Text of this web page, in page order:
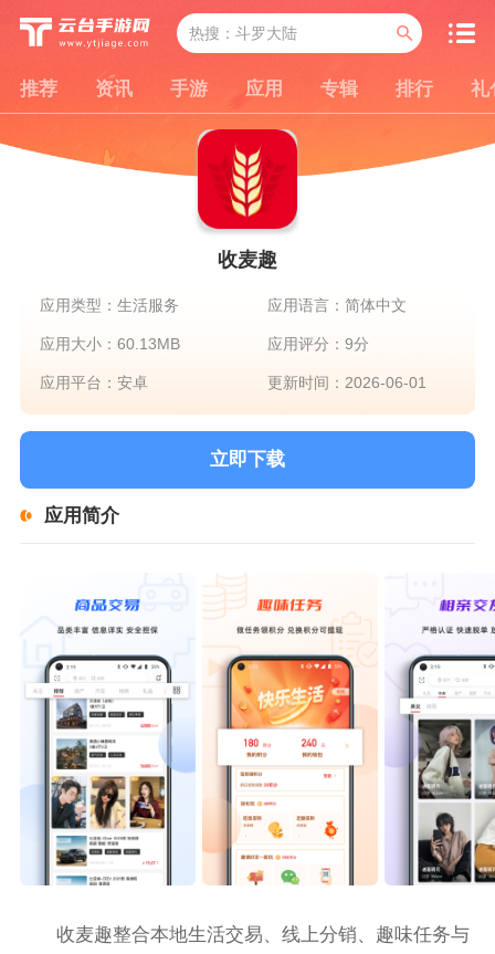
推荐 资讯 手游 应用 专辑 排行 礼
收麦趣
应用类型：生活服务 应用语言：简体中文
应用大小：60.13MB 应用评分：9分
应用平台：安卓 更新时间：2026-06-01
立即下载
应用简介
收麦趣整合本地生活交易、线上分销、趣味任务与